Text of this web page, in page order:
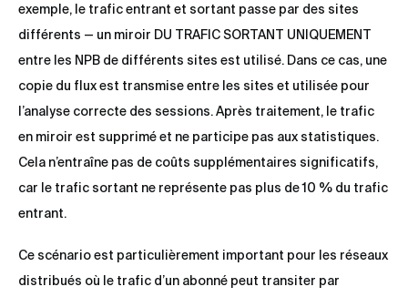
exemple, le trafic entrant et sortant passe par des sites
différents — un miroir DU TRAFIC SORTANT UNIQUEMENT
entre les NPB de différents sites est utilisé. Dans ce cas, une
copie du flux est transmise entre les sites et utilisée pour
l’analyse correcte des sessions. Après traitement, le trafic
en miroir est supprimé et ne participe pas aux statistiques.
Cela n’entraîne pas de coûts supplémentaires significatifs,
car le trafic sortant ne représente pas plus de 10 % du trafic
entrant.
Ce scénario est particulièrement important pour les réseaux
distribués où le trafic d’un abonné peut transiter par